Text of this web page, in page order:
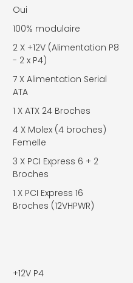
Oui
100% modulaire
2 X +12V (Alimentation P8
- 2 x P4)
7 X Alimentation Serial
ATA
1 X ATX 24 Broches
4 X Molex (4 broches)
Femelle
3 X PCI Express 6 + 2
Broches
1 X PCI Express 16
Broches (12VHPWR)
+12V P4